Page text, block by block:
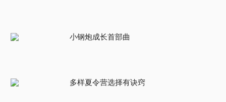
小钢炮成长首部曲
多样夏令营选择有诀窍